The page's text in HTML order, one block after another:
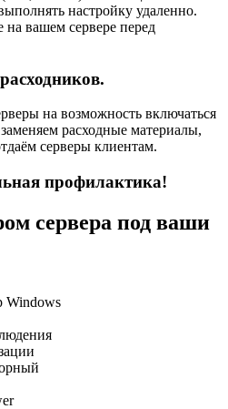
настройку удаленно.
на вашем сервере перед
на возможность включаться
расходные материалы,
серверы клиентам.
профилактика!
сервера под ваши
Windows